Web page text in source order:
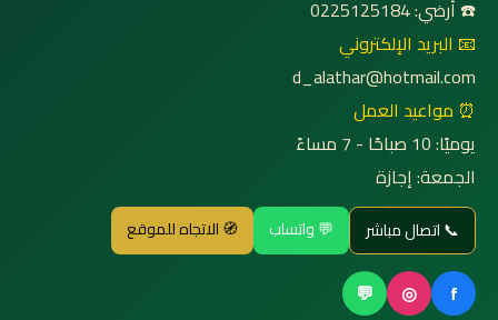
☎️ أرضي: 0225125184
📧 البريد الإلكتروني
d_alathar@hotmail.com
⏰ مواعيد العمل
يوميًا: 10 صباحًا - 7 مساءً
الجمعة: إجازة
📞 اتصال مباشر 💬 واتساب 🧭 الاتجاه للموقع
f
◎
💬